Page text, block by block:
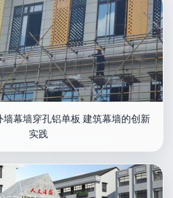
幕墙穿孔铝单板 建筑幕墙的创新
实践